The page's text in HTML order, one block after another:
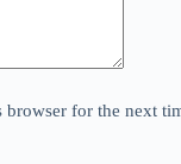
browser for the next